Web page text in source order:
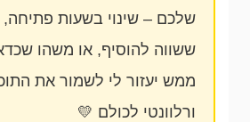
שלכם – שינוי בשעות
ששווה להוסיף, או משהו
ממש יעזור לי לשמור את
ורלוונטי לכולם 💛